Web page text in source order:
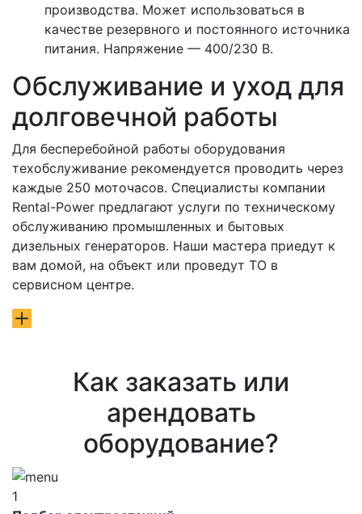
производства. Может использоваться в
качестве резервного и постоянного источника
питания. Напряжение — 400/230 В.
Обслуживание и уход для
долговечной работы
Для бесперебойной работы оборудования
техобслуживание рекомендуется проводить через
каждые 250 моточасов. Специалисты компании
Rental-Power предлагают услуги по техническому
обслуживанию промышленных и бытовых
дизельных генераторов. Наши мастера приедут к
вам домой, на объект или проведут ТО в
сервисном центре.
Как заказать или
арендовать
оборудование?
1